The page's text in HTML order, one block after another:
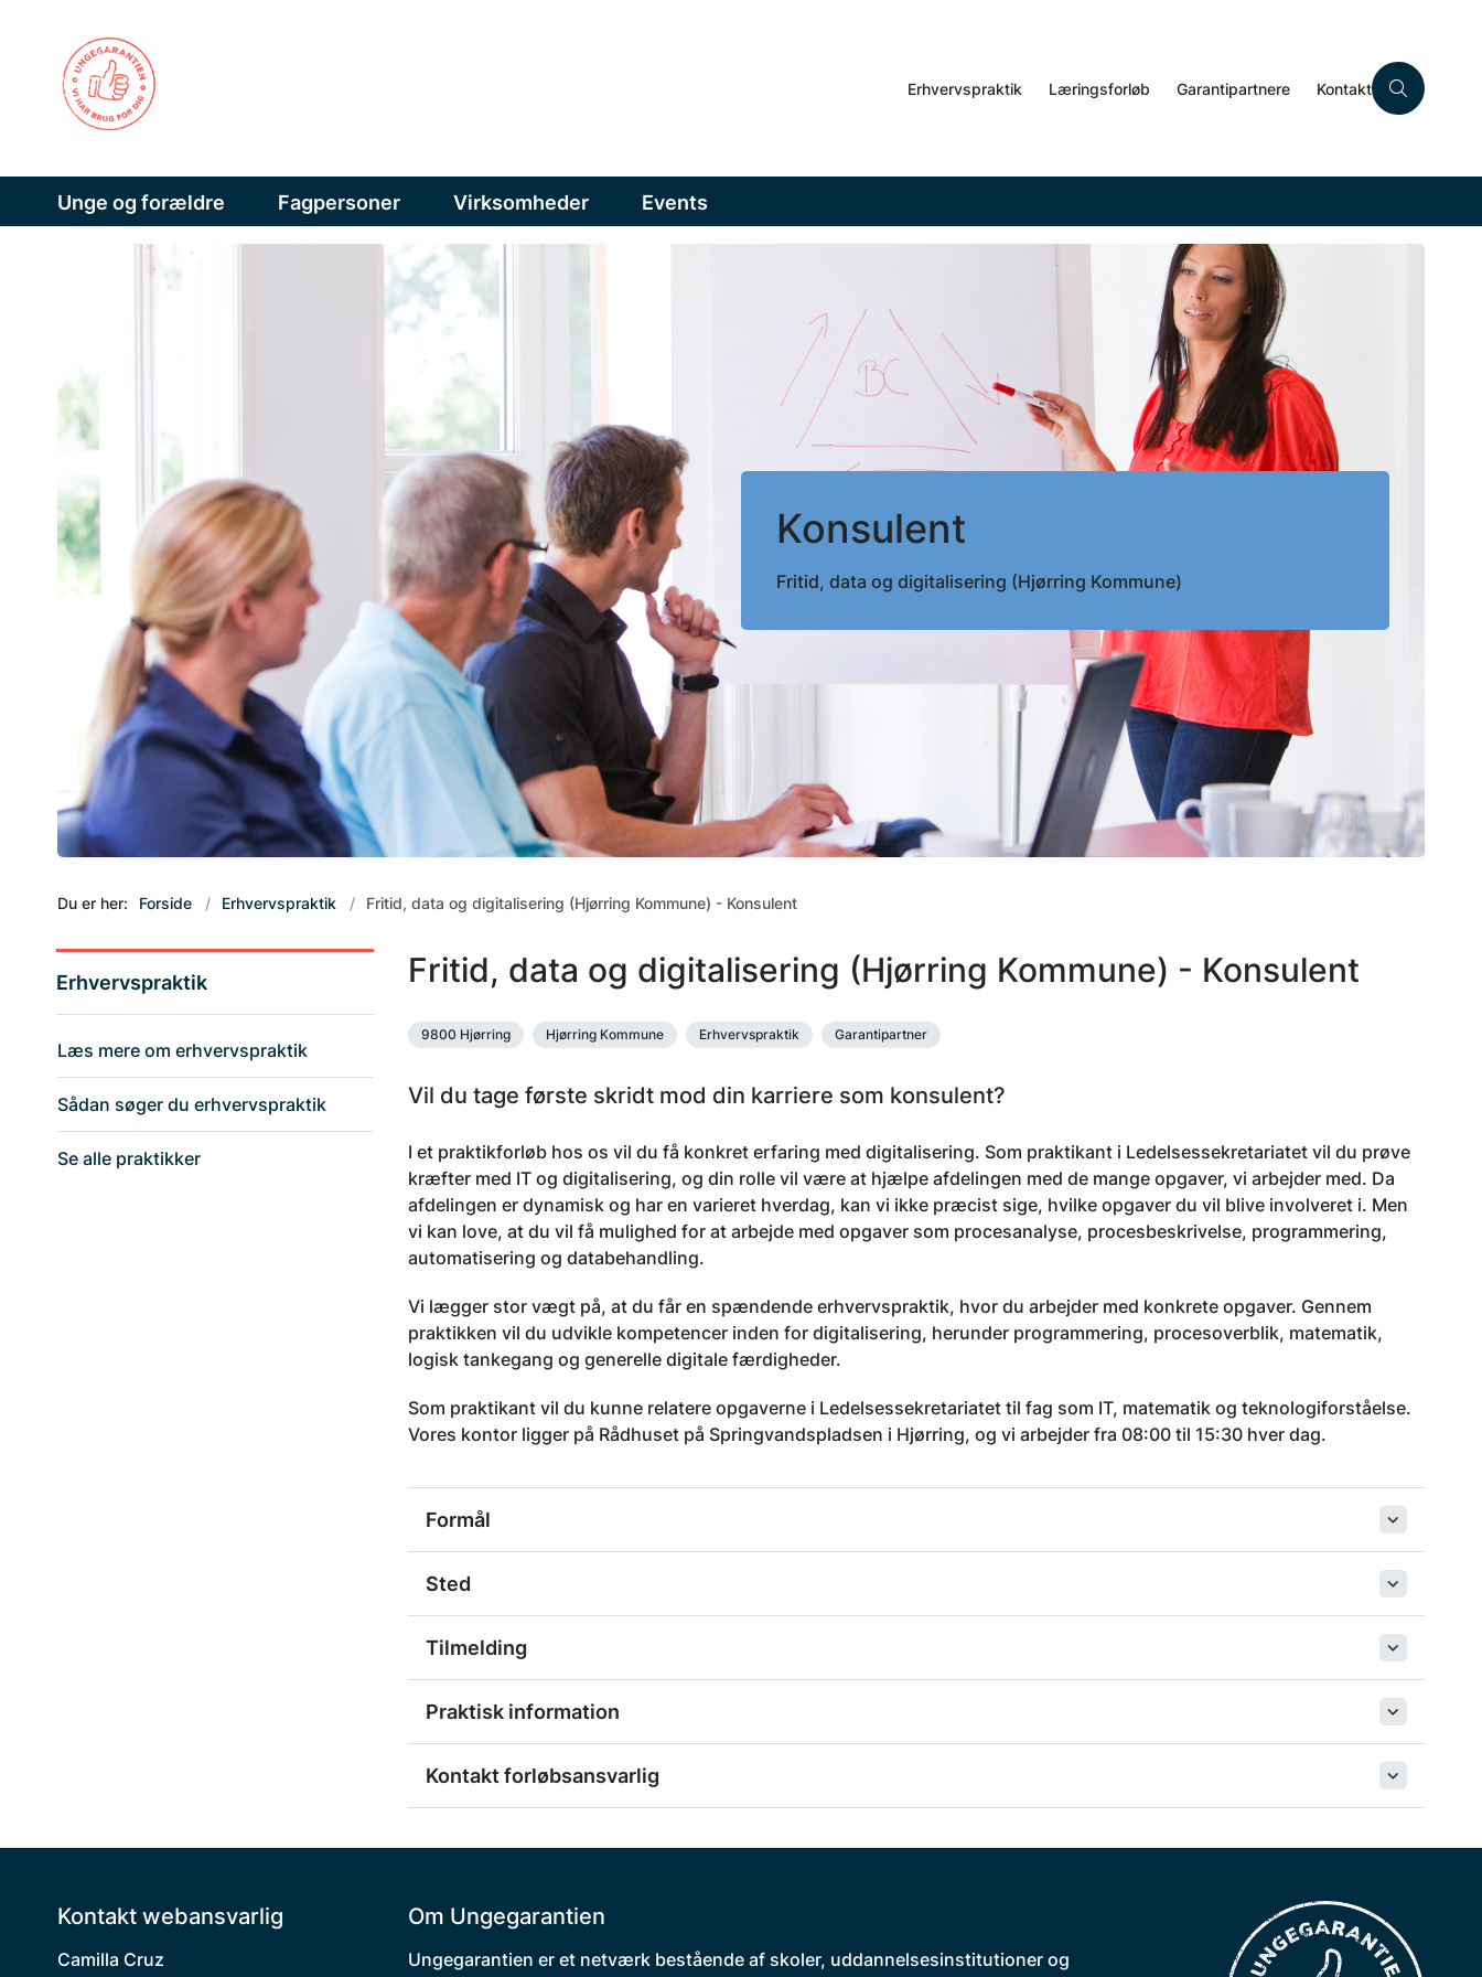
Erhvervspraktik Læringsforløb Garantipartnere Kontakt
Unge og forældre Fagpersoner Virksomheder Events
Konsulent
Fritid, data og digitalisering (Hjørring Kommune)
Du er her: Forside Erhvervspraktik Fritid, data og digitalisering (Hjørring Kommune) - Konsulent
Erhvervspraktik
Læs mere om erhvervspraktik
Sådan søger du erhvervspraktik
Se alle praktikker
Fritid, data og digitalisering (Hjørring Kommune) - Konsulent
9800 Hjørring Hjørring Kommune Erhvervspraktik Garantipartner
Vil du tage første skridt mod din karriere som konsulent?
I et praktikforløb hos os vil du få konkret erfaring med digitalisering. Som praktikant i Ledelsessekretariatet vil du prøve
kræfter med IT og digitalisering, og din rolle vil være at hjælpe afdelingen med de mange opgaver, vi arbejder med. Da
afdelingen er dynamisk og har en varieret hverdag, kan vi ikke præcist sige, hvilke opgaver du vil blive involveret i. Men
vi kan love, at du vil få mulighed for at arbejde med opgaver som procesanalyse, procesbeskrivelse, programmering,
automatisering og databehandling.
Vi lægger stor vægt på, at du får en spændende erhvervspraktik, hvor du arbejder med konkrete opgaver. Gennem
praktikken vil du udvikle kompetencer inden for digitalisering, herunder programmering, procesoverblik, matematik,
logisk tankegang og generelle digitale færdigheder.
Som praktikant vil du kunne relatere opgaverne i Ledelsessekretariatet til fag som IT, matematik og teknologiforståelse.
Vores kontor ligger på Rådhuset på Springvandspladsen i Hjørring, og vi arbejder fra 08:00 til 15:30 hver dag.
Formål
Sted
Tilmelding
Praktisk information
Kontakt forløbsansvarlig
Kontakt webansvarlig
Camilla Cruz
Om Ungegarantien
Ungegarantien er et netværk bestående af skoler, uddannelsesinstitutioner og